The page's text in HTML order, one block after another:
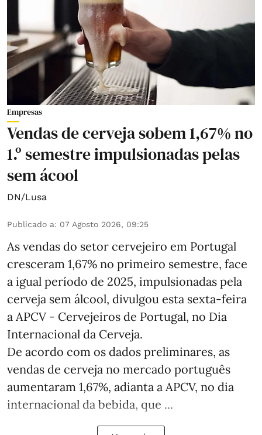
Empresas
Vendas de cerveja sobem 1,67% no
1.º semestre impulsionadas pelas
sem ácool
DN/Lusa
Publicado a: 07 Agosto 2026, 09:25
As vendas do setor cervejeiro em Portugal
cresceram 1,67% no primeiro semestre, face
a igual período de 2025, impulsionadas pela
cerveja sem álcool, divulgou esta sexta-feira
a APCV - Cervejeiros de Portugal, no Dia
Internacional da Cerveja.
De acordo com os dados preliminares, as
vendas de cerveja no mercado português
aumentaram 1,67%, adianta a APCV, no dia
internacional da bebida, que ...